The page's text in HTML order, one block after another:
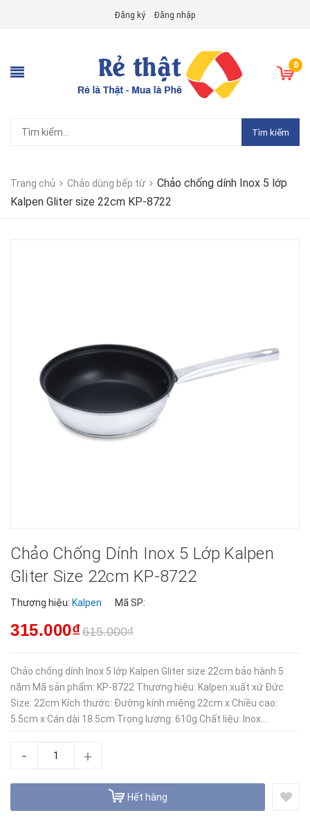
Đăng ký Đăng nhập
0
Tìm kiếm
Trang chủ Chảo dùng bếp từ
Chảo chống dính Inox 5 lớp
Kalpen Gliter size 22cm KP-8722
Chảo Chống Dính Inox 5 Lớp Kalpen
Gliter Size 22cm KP-8722
Thương hiệu: Kalpen Mã SP:
315.000₫615.000₫
Chảo chống dính Inox 5 lớp Kalpen Gliter size 22cm bảo hành 5
năm Mã sản phẩm: KP-8722 Thương hiệu: Kalpen xuất xứ Đức
Size: 22cm Kích thước: Đường kính miệng 22cm x Chiều cao:
5.5cm x Cán dài 18.5cm Trọng lượng: 610g Chất liệu: Inox...
- +
Hết hàng